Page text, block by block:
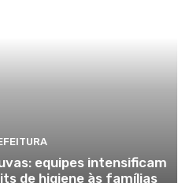
equipes intensificam
de higiene às famílias